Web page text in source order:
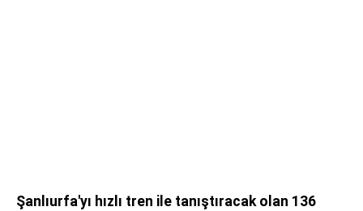
Şanlıurfa'yı hızlı tren ile tanıştıracak olan 136